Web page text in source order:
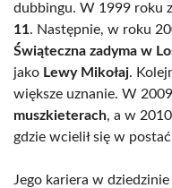
dubbingu. W 1999 roku
11. Następnie, w roku
Świąteczna zadyma w
jako Lewy Mikołaj.
większe uznanie. W
muszkieterach, a w
gdzie wcielił się w postać
Jego kariera w